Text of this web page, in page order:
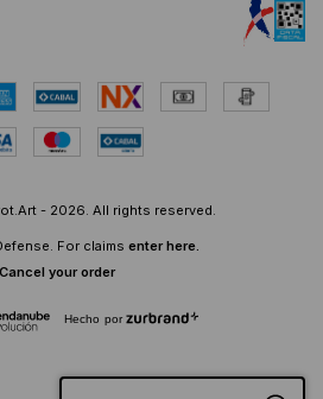
- 2026. All rights reserved.
For claims enter here.
Cancel your order
Hecho por